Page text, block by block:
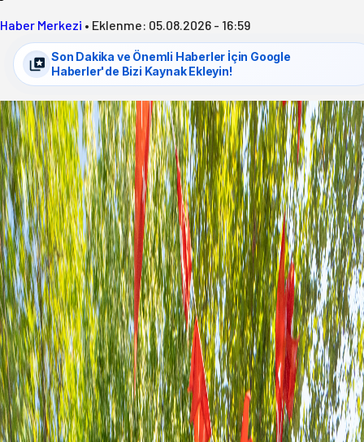
Haber Merkezi • Eklenme: 05.08.2026 - 16:59
Son Dakika ve Önemli Haberler İçin Google
Haberler'de Bizi Kaynak Ekleyin!